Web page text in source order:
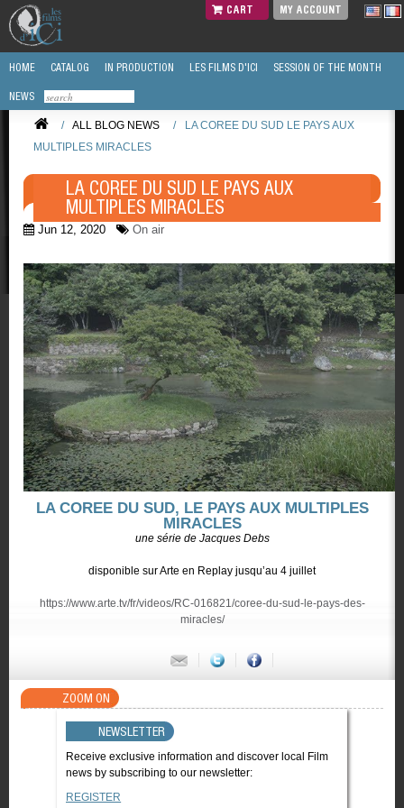
CART MY ACCOUNT
HOME CATALOG IN PRODUCTION LES FILMS D'ICI SESSION OF THE MONTH
NEWS
/ ALL BLOG NEWS /
LA COREE DU SUD LE PAYS AUX
MULTIPLES MIRACLES
LA COREE DU SUD LE PAYS AUX
MULTIPLES MIRACLES
Jun 12, 2020 On air
LA COREE DU SUD, LE PAYS AUX MULTIPLES
MIRACLES
une série de Jacques Debs
disponible sur Arte en Replay jusqu’au 4 juillet
https://www.arte.tv/fr/videos/RC-016821/coree-du-sud-le-pays-des-
miracles/
ZOOM ON
NEWSLETTER
Receive exclusive information and discover local Film
news by subscribing to our newsletter:
REGISTER